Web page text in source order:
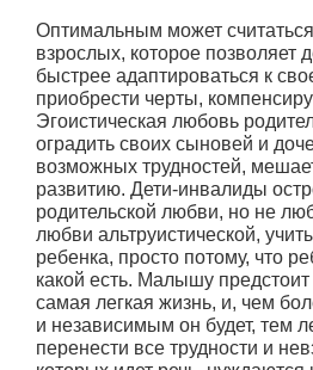
Оптимальным может
взрослых, которое позволяет
быстрее адаптироваться к
приобрести черты,
Эгоистическая любовь
оградить своих сыновей и
возможных трудностей,
развитию. Дети-инвалиды
родительской любви, но не
любви альтруистической,
ребенка, просто потому, что
какой есть. Малышу
самая легкая жизнь, и, чем
и независимым он будет, тем
перенести все трудности и